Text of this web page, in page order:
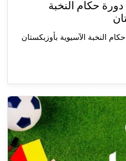
حكام النخبة
النخبة الآسيوية بأوزبكستان